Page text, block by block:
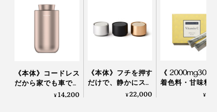
香らせる場所は、玄関やリビング、クローゼットなどが
おすすめ。服に香りを移して、香水がわりにするのも素
敵です。
《本体》コードレス
だから家でも車でも
使える、ネブライザ
¥14,200
《本体》フチを押す
だけで、静かにスイ
ッチON！水なし・
¥22,000
《2000mg30
着色料・甘味料
ー、高純度
¥